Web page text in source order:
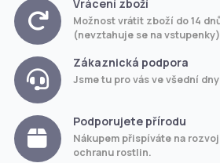
Vrácení zboží
Možnost vrátit zboží do 14
(nevztahuje se na
Zákaznická podpora
Jsme tu pro vás ve všední dny
Podporujete přírodu
Nákupem přispíváte na
ochranu rostlin.